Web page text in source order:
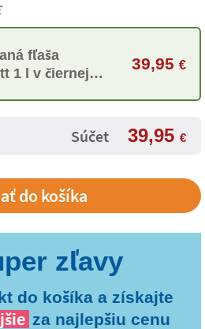
fľaša
1 l v čiernej
39,95 €
Súčet 39,95 €
do košíka a získajte
za najlepšiu cenu